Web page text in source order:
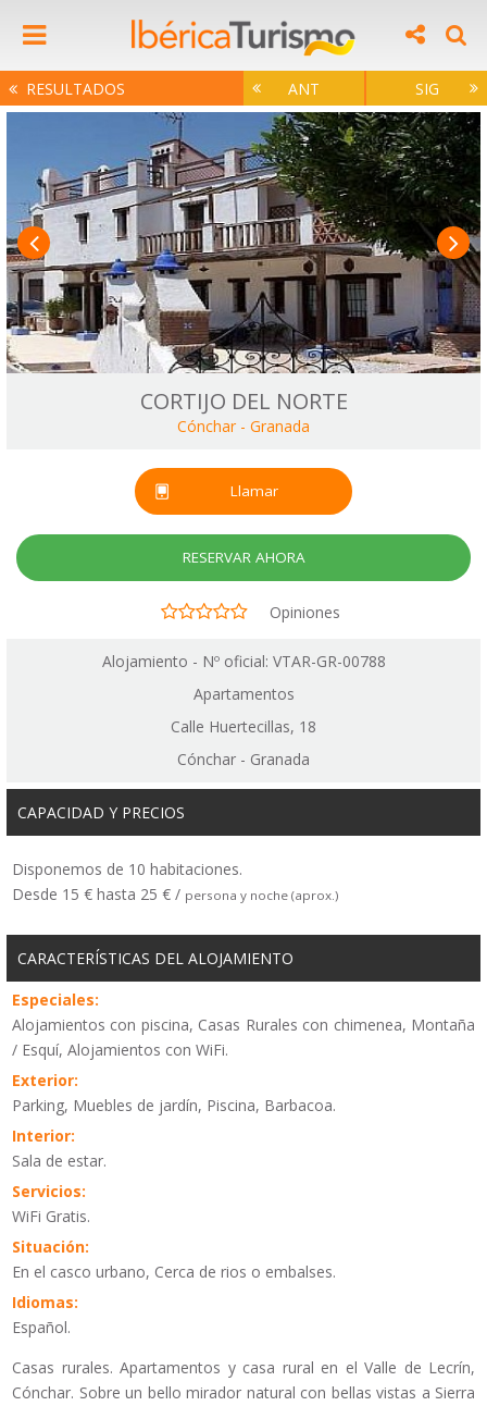
RESULTADOS ANT SIG
CORTIJO DEL NORTE
Cónchar - Granada
Llamar
RESERVAR AHORA
Opiniones
Alojamiento - Nº oficial: VTAR-GR-00788
Apartamentos
Calle Huertecillas, 18
Cónchar - Granada
CAPACIDAD Y PRECIOS
Disponemos de 10 habitaciones.
Desde 15 € hasta 25 € / persona y noche (aprox.)
CARACTERÍSTICAS DEL ALOJAMIENTO
Especiales:
Alojamientos con piscina, Casas Rurales con chimenea, Montaña
/ Esquí, Alojamientos con WiFi.
Exterior:
Parking, Muebles de jardín, Piscina, Barbacoa.
Interior:
Sala de estar.
Servicios:
WiFi Gratis.
Situación:
En el casco urbano, Cerca de rios o embalses.
Idiomas:
Español.
Casas rurales. Apartamentos y casa rural en el Valle de Lecrín,
Cónchar. Sobre un bello mirador natural con bellas vistas a Sierra